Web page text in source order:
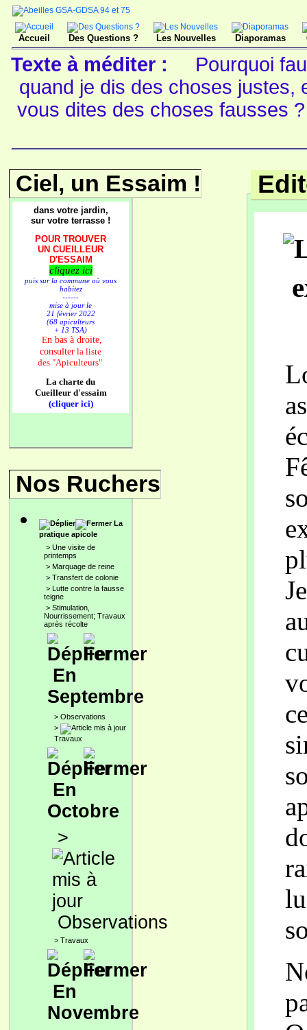
Accueil Des Questions ? Les Nouvelles Diaporamas
Texte à méditer :
Pourquoi
quand je dis des choses justes,
vous dites des choses fausses
Ciel, un Essaim !
dans votre jardin,
sur votre terrasse !
POUR TROUVER
UN CUEILLEUR
D'ESSAIM
cliquez ici
puis sur la commune où vous
habitez
------
mise à jour le
21 février 2022
(68 apiculteurs
+ 13 TSA)
En bas à droite,
consulter la liste
des "Apiculteurs"
La charte du
Cueilleur d'essaim
(cliquer ici)
Nos Ruchers
La
pratique apicole
> Une visite de
printemps
> Marquage de reine
> Transfert de colonie
> Lutte contre la fausse
teigne
> Stimulation,
Nourrissement; Travaux
après récolte
En
Septembre
> Observations
>
Travaux
En
Octobre
>
Observations
> Travaux
En
Novembre